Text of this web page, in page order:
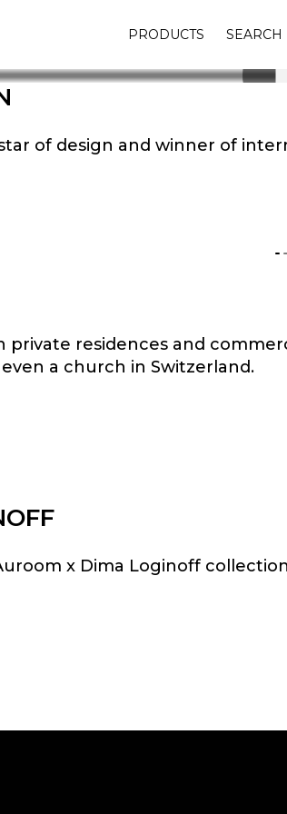
PRODUCTS SEARCH
LOGINOFF
Development and production
of design and winner of
residences and
a church in Switzerland.
x Dima Loginoff